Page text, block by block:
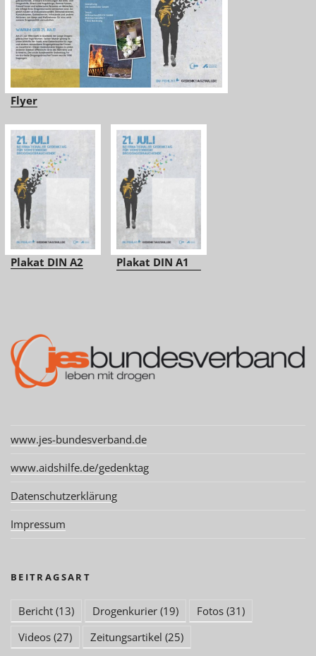
Flyer
Plakat DIN A2 Plakat DIN A1
www.jes-bundesverband.de
www.aidshilfe.de/gedenktag
Datenschutzerklärung
Impressum
BEITRAGSART
Bericht (13) Drogenkurier (19) Fotos (31)
Videos (27) Zeitungsartikel (25)